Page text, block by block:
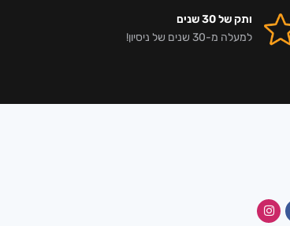
ותק של 30 שנים
למעלה מ-30 שנים של ניסיון!